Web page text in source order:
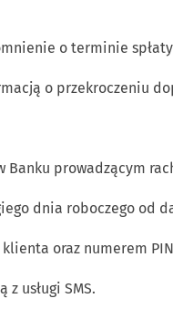
o terminie
o przekroczeniu
Banku prowadzącym
dnia roboczego od
oraz numerem
usługi SMS.